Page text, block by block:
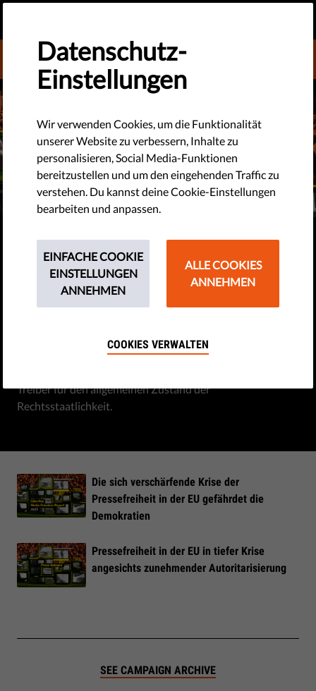
DONATE TO LIBERTIES
MEDIA FREEDOM REPORT 2025
Pressefreiheit in der EU in tiefer
Krise angesichts zunehmender
Das erste Bollwerk gegen Autoritarismus bröckelt in der
Treiber für den allgemeinen Zustand der
Rechtsstaatlichkeit.
Die sich verschärfende Krise der
Pressefreiheit in der EU gefährdet die
Demokratien
Pressefreiheit in der EU in tiefer Krise
angesichts zunehmender Autoritarisierung
SEE CAMPAIGN ARCHIVE
Datenschutz-
Einstellungen
Wir verwenden Cookies, um die Funktionalität
unserer Website zu verbessern, Inhalte zu
personalisieren, Social Media-Funktionen
bereitzustellen und um den eingehenden Traffic zu
verstehen. Du kannst deine Cookie-Einstellungen
bearbeiten und anpassen.
EINFACHE COOKIE
EINSTELLUNGEN
ANNEHMEN
ALLE COOKIES
ANNEHMEN
COOKIES VERWALTEN